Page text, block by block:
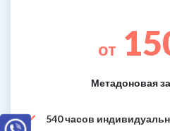
от
Метадоновая
540 часов